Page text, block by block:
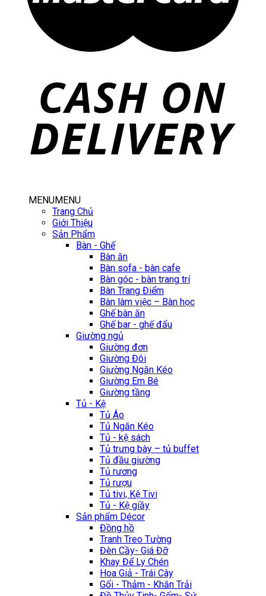
MENUMENU
Trang Chủ
Giới Thiệu
Sản Phẩm
Bàn - Ghế
Bàn ăn
Bàn sofa - bàn cafe
Bàn góc - bàn trang trí
Bàn Trang Điểm
Bàn làm việc – Bàn học
Ghế bàn ăn
Ghế bar - ghế đẩu
Giường ngủ
Giường đơn
Giường Đôi
Giường Ngăn Kéo
Giường Em Bé
Giường tầng
Tủ - Kệ
Tủ Áo
Tủ Ngăn Kéo
Tủ - kệ sách
Tủ trưng bày – tủ buffet
Tủ đầu giường
Tủ rương
Tủ rượu
Tủ tivi, Kệ Tivi
Tủ - Kệ giầy
Sản phẩm Décor
Đồng hồ
Tranh Treo Tường
Đèn Cầy- Giá Đỡ
Khay Để Ly Chén
Hoa Giả - Trái Cây
Gối - Thảm - Khăn Trải